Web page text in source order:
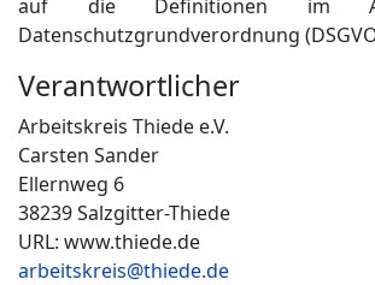
auf die Definitionen
Datenschutzgrundverordnung
Verantwortlicher
Arbeitskreis Thiede e.V.
Carsten Sander
Ellernweg 6
38239 Salzgitter-Thiede
URL: www.thiede.de
arbeitskreis@thiede.de